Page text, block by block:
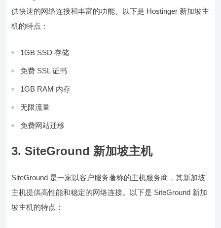
供快速的网络连接和丰富的功能。以下是 Hostinger 新加坡主
机的特点：
1GB SSD 存储
免费 SSL 证书
1GB RAM 内存
无限流量
免费网站迁移
3. SiteGround 新加坡主机
SiteGround 是一家以客户服务著称的主机服务商，其新加坡
主机提供高性能和稳定的网络连接。以下是 SiteGround 新加
坡主机的特点：